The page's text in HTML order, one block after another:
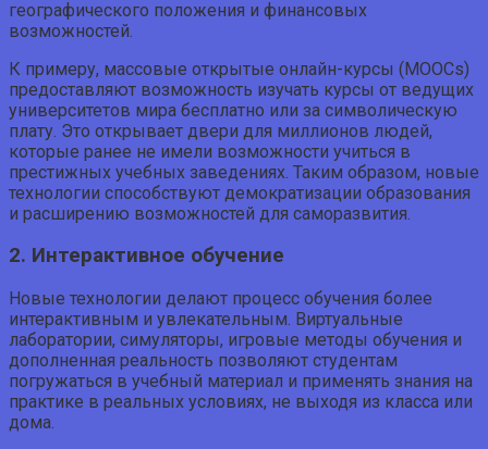
географического положения и финансовых
возможностей.
К примеру, массовые открытые онлайн-курсы (MOOCs)
предоставляют возможность изучать курсы от ведущих
университетов мира бесплатно или за символическую
плату. Это открывает двери для миллионов людей,
которые ранее не имели возможности учиться в
престижных учебных заведениях. Таким образом, новые
технологии способствуют демократизации образования
и расширению возможностей для саморазвития.
2. Интерактивное обучение
Новые технологии делают процесс обучения более
интерактивным и увлекательным. Виртуальные
лаборатории, симуляторы, игровые методы обучения и
дополненная реальность позволяют студентам
погружаться в учебный материал и применять знания на
практике в реальных условиях, не выходя из класса или
дома.